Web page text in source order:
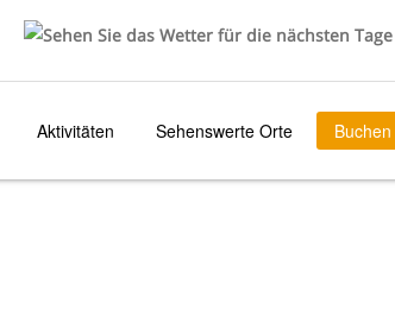
Aktivitäten Sehenswerte Orte Buchen